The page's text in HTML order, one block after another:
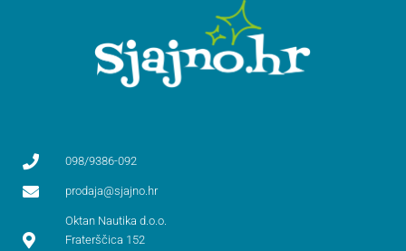
098/9386-092
prodaja@sjajno.hr
Oktan Nautika d.o.o.
Fraterščica 152